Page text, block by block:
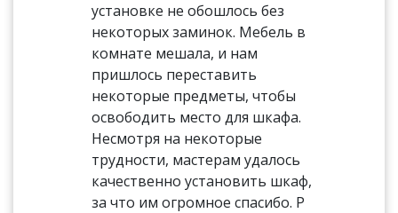
установке не обошлось без
некоторых заминок. Мебель в
комнате мешала, и нам
пришлось переставить
некоторые предметы, чтобы
освободить место для шкафа.
Несмотря на некоторые
трудности, мастерам удалось
качественно установить шкаф,
за что им огромное спасибо. Р